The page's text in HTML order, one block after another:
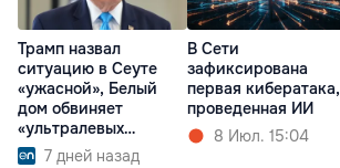
Трамп назвал
ситуацию в Сеуте
«ужасной», Белый
дом обвиняет
«ультралевых
глобалистов»
7 дней назад
В Сети
зафиксирована
первая кибератака,
проведенная ИИ
8 Июл. 15:04